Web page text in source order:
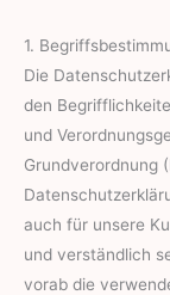
1.
Die
den
und
Grundverordnung
auch für unsere
und verständlich
vorab die